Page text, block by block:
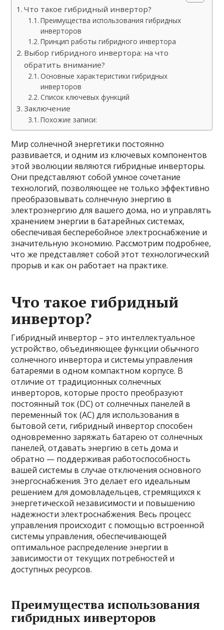
Что такое гибридный инвертор?
Преимущества использования гибридных
инверторов
Принцип работы гибридного инвертора
Выбор гибридного инвертора: на что
обратить внимание?
Основные характеристики гибридных
инверторов
Список ключевых функций
Заключение
Похожие записи:
Мир солнечной энергетики постоянно
развивается, и одним из ключевых компонентов
этой эволюции являются гибридные инверторы.
Они представляют собой умное сочетание
технологий, позволяющее не только эффективно
преобразовывать солнечную энергию в
электроэнергию для вашего дома, но и управлять
хранением энергии в батарейных системах,
обеспечивая бесперебойное электроснабжение и
значительную экономию. Рассмотрим подробнее,
что же представляет собой этот технологический
прорыв и как он работает на практике.
Что такое гибридный
инвертор?
Гибридный инвертор – это интеллектуальное
устройство, объединяющее функции обычного
солнечного инвертора и системы управления
батареями в одном компактном корпусе. В
отличие от традиционных солнечных
инверторов, которые просто преобразуют
постоянный ток (DC) от солнечных панелей в
переменный ток (AC) для использования в
бытовой сети, гибридный инвертор способен
одновременно заряжать батарею от солнечных
панелей, отдавать энергию в сеть дома и
обратно — поддерживая работоспособность
вашей системы в случае отключения основного
энергоснабжения. Это делает его идеальным
решением для домовладельцев, стремящихся к
энергетической независимости и повышению
надежности электроснабжения. Весь процесс
управления происходит с помощью встроенной
системы управления, обеспечивающей
оптимальное распределение энергии в
зависимости от текущих потребностей и
доступных ресурсов.
Преимущества использования
гибридных инверторов